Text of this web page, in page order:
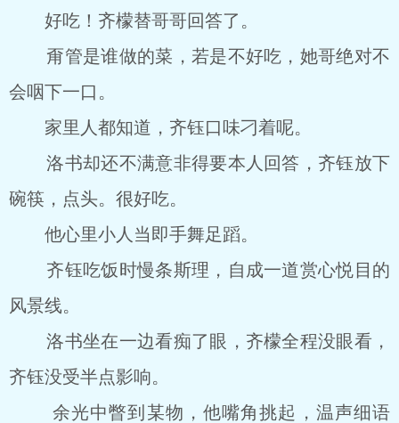
好吃！齐檬替哥哥回答了。
甭管是谁做的菜，若是不好吃，她哥绝对不
会咽下一口。
家里人都知道，齐钰口味刁着呢。
洛书却还不满意非得要本人回答，齐钰放下
碗筷，点头。很好吃。
他心里小人当即手舞足蹈。
齐钰吃饭时慢条斯理，自成一道赏心悦目的
风景线。
洛书坐在一边看痴了眼，齐檬全程没眼看，
齐钰没受半点影响。
余光中瞥到某物，他嘴角挑起，温声细语